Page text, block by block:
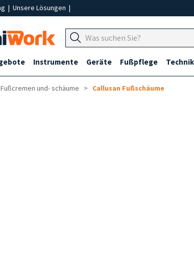
| Unsere Lösungen |
Instrumente Geräte Fußpflege Technik
Fußcremen und- schäume Callusan Fußschäume